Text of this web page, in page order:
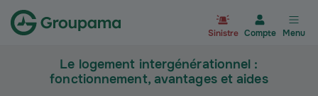
Sinistre Compte Menu
Le logement intergénérationnel :
fonctionnement, avantages et aides